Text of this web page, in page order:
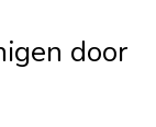
door